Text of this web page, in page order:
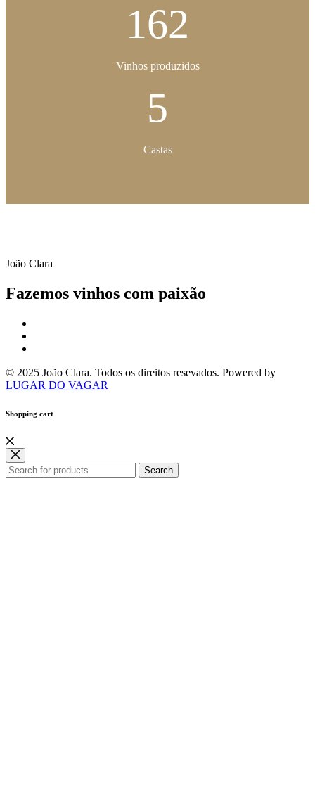
162
Vinhos produzidos
5
Castas
João Clara
Fazemos vinhos com paixão
© 2025 João Clara. Todos os direitos resevados. Powered by
LUGAR DO VAGAR
Shopping cart
Search